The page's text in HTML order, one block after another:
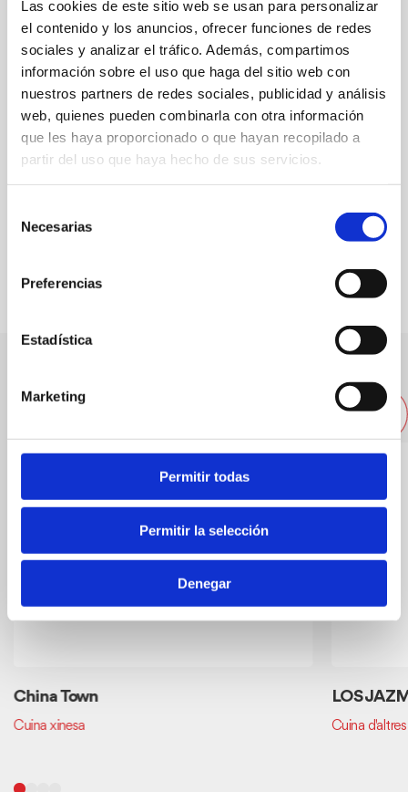
Las cookies de este sitio web se usan para personalizar
el contenido y los anuncios, ofrecer funciones de redes
sociales y analizar el tráfico. Además, compartimos
información sobre el uso que haga del sitio web con
nuestros partners de redes sociales, publicidad y análisis
web, quienes pueden combinarla con otra información
que les haya proporcionado o que hayan recopilado a
partir del uso que haya hecho de sus servicios.
Necesarias
Preferencias
Estadística
Marketing
Permitir todas
Permitir la selección
Denegar
C/ Passarell, 1
96 5036881
Web
Especialitat: Arrossos
Altres restaurants pròxims
China Town
Cuina xinesa
LOS
Cuina